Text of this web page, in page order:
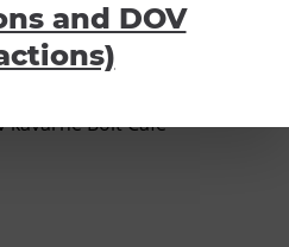
Bolt Tower
kavárně Bolt Café
and DOV